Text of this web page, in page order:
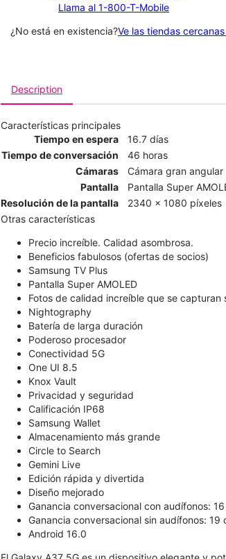
Llama al 1-800-T-Mobile
¿No está en existencia?Ve las tiendas
Description
Características principales
Tiempo en espera
16.7 días
Tiempo de conversación
46 horas
Cámaras
Cámara gran
Pantalla
Pantalla Super
Resolución de la pantalla
2340 x 1080 píxeles
Otras características
Precio increíble. Calidad asombrosa.
Beneficios fabulosos (ofertas de socios)
Samsung TV Plus
Pantalla Super AMOLED
Fotos de calidad increíble que se capturan
Nightography
Batería de larga duración
Poderoso procesador
Conectividad 5G
One UI 8.5
Knox Vault
Privacidad y seguridad
Calificación IP68
Samsung Wallet
Almacenamiento más grande
Circle to Search
Gemini Live
Edición rápida y divertida
Diseño mejorado
Ganancia conversacional con audífonos:
Ganancia conversacional sin audífonos: 19
Android 16.0